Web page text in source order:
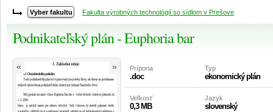
Fakulta výrobných technológií so sídlom v Prešove
Podnikateľský plán - Euphoria bar
« » Prípona
.doc
Typ
ekonomický plán
Veľkosť
0,3 MB
Jazyk
slovenský